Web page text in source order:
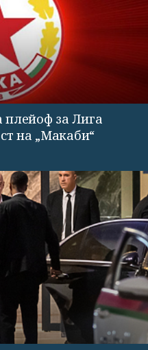
плейоф за Лига
на „Макаби“